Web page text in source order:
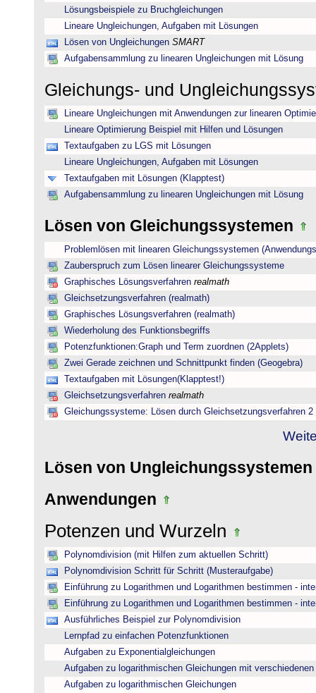
Lösungsbeispiele zu Bruchgleichungen
Lineare Ungleichungen, Aufgaben mit Lösungen
Lösen von Ungleichungen SMART
Aufgabensammlung zu linearen Ungleichungen mit Lösung
Gleichungs- und
Lineare Ungleichungen mit Anwendungen zur linearen
Lineare Optimierung Beispiel mit Hilfen und Lösungen
Textaufgaben zu LGS mit Lösungen
Lineare Ungleichungen, Aufgaben mit Lösungen
Textaufgaben mit Lösungen (Klapptest)
Aufgabensammlung zu linearen Ungleichungen mit Lösung
Lösen von Gleichungssystemen
Problemlösen mit linearen Gleichungssystemen
Zauberspruch zum Lösen linearer Gleichungssysteme
Graphisches Lösungsverfahren realmath
Gleichsetzungsverfahren (realmath)
Graphisches Lösungsverfahren (realmath)
Wiederholung des Funktionsbegriffs
Potenzfunktionen:Graph und Term zuordnen (2Applets)
Zwei Gerade zeichnen und Schnittpunkt finden (Geogebra)
Textaufgaben mit Lösungen(Klapptest!)
Gleichsetzungsverfahren realmath
Gleichungssysteme: Lösen durch Gleichsetzungsverfahren 2
Lösen von Ungleichungssystemen
Anwendungen
Potenzen und Wurzeln
Polynomdivision (mit Hilfen zum aktuellen Schritt)
Polynomdivision Schritt für Schritt (Musteraufgabe)
Einführung zu Logarithmen und Logarithmen bestimmen -
Einführung zu Logarithmen und Logarithmen bestimmen -
Ausführliches Beispiel zur Polynomdivision
Lernpfad zu einfachen Potenzfunktionen
Aufgaben zu Exponentialgleichungen
Aufgaben zu logarithmischen Gleichungen mit verschiedenen
Aufgaben zu logarithmischen Gleichungen